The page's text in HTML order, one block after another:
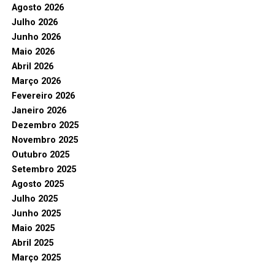
Agosto 2026
Julho 2026
Junho 2026
Maio 2026
Abril 2026
Março 2026
Fevereiro 2026
Janeiro 2026
Dezembro 2025
Novembro 2025
Outubro 2025
Setembro 2025
Agosto 2025
Julho 2025
Junho 2025
Maio 2025
Abril 2025
Março 2025